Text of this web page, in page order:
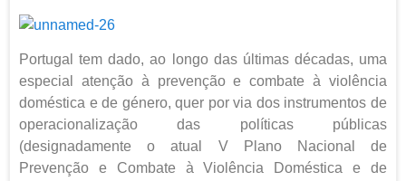
Portugal tem dado, ao longo das últimas décadas, uma
especial atenção à prevenção e combate à violência
doméstica e de género, quer por via dos instrumentos de
operacionalização das políticas públicas
(designadamente o atual V Plano Nacional de
Prevenção e Combate à Violência Doméstica e de